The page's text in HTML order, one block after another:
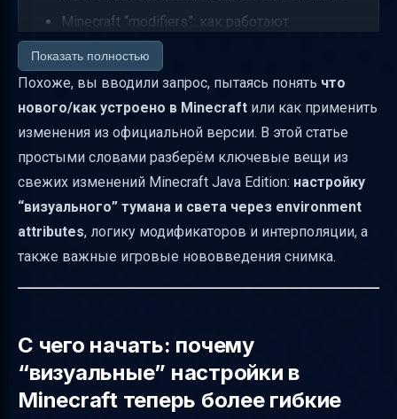
Minecraft “modifiers”: как работают
модификаторы значений атрибутов
Какие модификаторы бывают для чисел
(float) в Minecraft
Интерполяция в Minecraft: как происходит
плавный переход между биомами
Интерполяция внутри временных шкал: как
менять атрибут во времени
easing types в Minecraft: какие “кривые”
Fog в Minecraft: основные атрибуты тумана,
которые реально меняют картинку
Как настроить цвет и расстояния тумана
Показать полностью
Похоже, вы вводили запрос, пытаясь понять что
нового/как устроено в Minecraft или как применить
изменения из официальной версии. В этой статье
простыми словами разберём ключевые вещи из
свежих изменений Minecraft Java Edition: настройку
“визуального” тумана и света через environment
attributes, логику модификаторов и интерполяции, а
также важные игровые нововведения снимка.
С чего начать: почему
“визуальные” настройки в
Minecraft теперь более гибкие